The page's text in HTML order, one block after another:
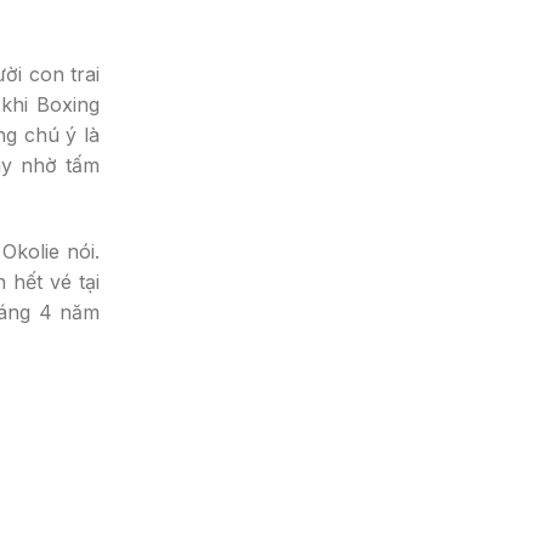
con trai
Boxing
chú ý là
nhờ tấm
nói.
hết vé tại
4 năm